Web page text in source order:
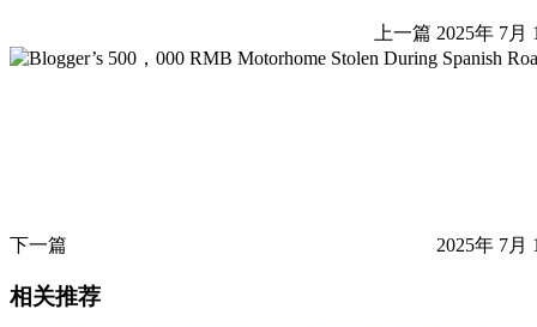
上一篇 2025年 7月
下一篇 2025年 7月
相关推荐